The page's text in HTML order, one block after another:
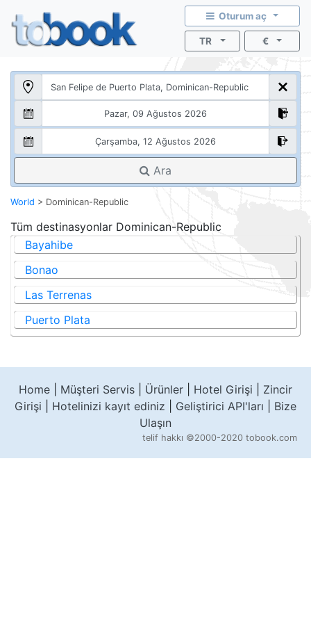
Oturum aç
TR €
Ara
World > Dominican-Republic
Tüm destinasyonlar Dominican-Republic
Bayahibe
Bonao
Las Terrenas
Puerto Plata
Home Müşteri Servis Ürünler Hotel Girişi
Zincir
Girişi
Hotelinizi kayıt ediniz Geliştirici API'ları
Bize
Ulaşın
telif hakkı ©2000-2020 tobook.com